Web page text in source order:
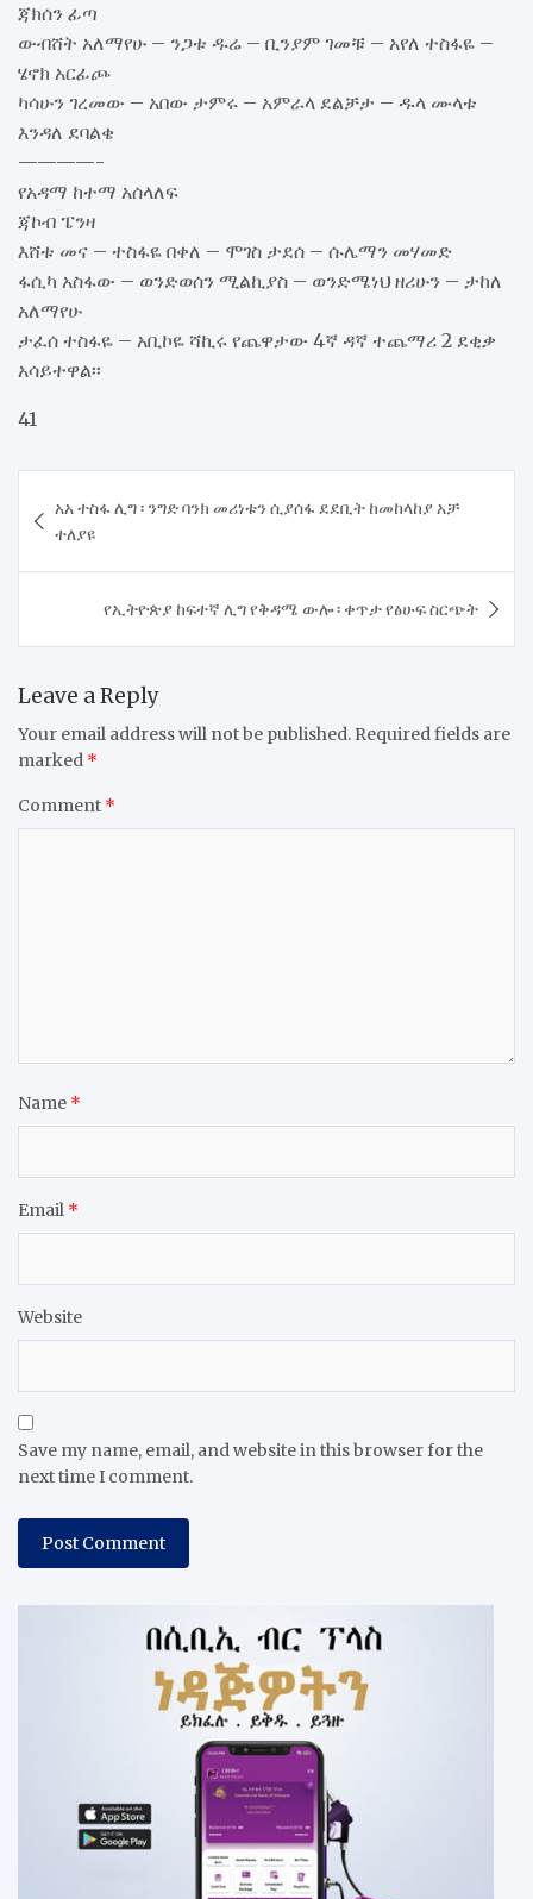
ጃክሰን ፊጣ
ውብሸት አለማየሁ – ንጋቱ ዱሬ – ቢንያም ገመቹ – አየለ ተስፋዬ –
ሄኖክ አርፊጮ
ካሳሁን ገረመው – አበው ታምሩ – አምራላ ደልቻታ – ዱላ ሙላቱ
እንዳለ ደባልቄ
————-
የአዳማ ከተማ አሰላለፍ
ጃኮብ ፔንዛ
እሸቱ መና – ተስፋዬ በቀለ – ሞገስ ታደሰ – ሱሌማን መሃመድ
ፋሲካ አስፋው – ወንድወሰን ሚልኪያስ – ወንድሜነህ ዘሪሁን – ታከለ
አለማየሁ
ታፈሰ ተስፋዬ – አቢኮዬ ሻኪሩ የጨዋታው 4ኛ ዳኛ ተጨማሪ 2 ደቂቃ
አሳይተዋል፡፡
41
navigation
አአ ተስፋ ሊግ ፡ ንግድ ባንክ መሪነቱን ሲያሰፋ ደደቢት ከመከላከያ አቻ
ተለያዩ
የኢትዮጵያ ከፍተኛ ሊግ የቅዳሜ ውሎ ፡ ቀጥታ የፅሁፍ ስርጭት
Leave a Reply
Your email address will not be published. Required fields are
marked *
Comment *
Name *
Email *
Website
Save my name, email, and website in this browser for the
next time I comment.